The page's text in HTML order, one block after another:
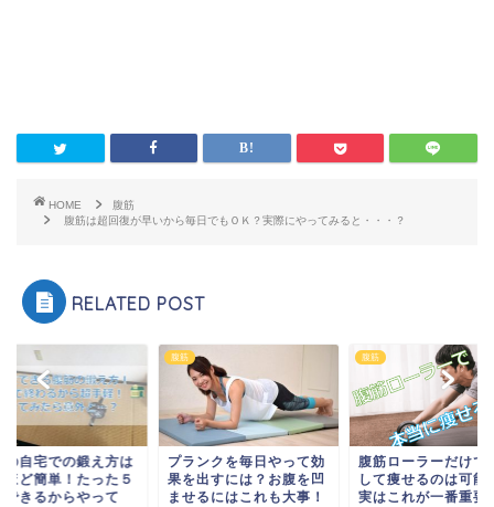
HOME
腹筋
腹筋は超回復が早いから毎日でもＯＫ？実際にやってみると・・・？
RELATED POST
の自宅での鍛え方は
ほど簡単！たった５
できるからやって
腹筋
プランクを毎日やって効
果を出すには？お腹を凹
ませるにはこれも大事！
腹筋
腹筋ローラーだけで
して痩せるのは可能
実はこれが一番重要